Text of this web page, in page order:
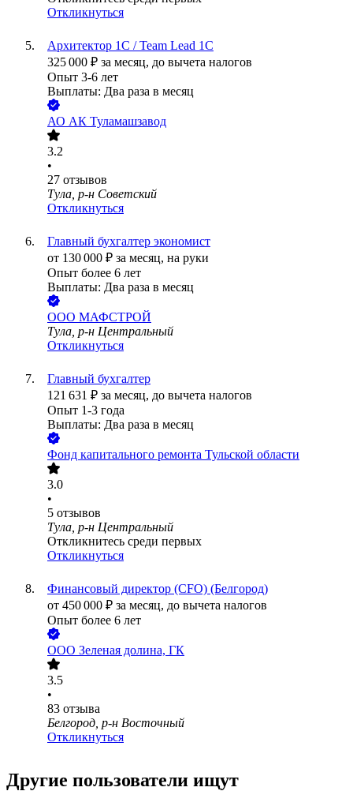
Откликнуться
Архитектор 1С / Team Lead 1С
325 000 ₽ за месяц, до вычета налогов
Опыт 3-6 лет
Выплаты: Два раза в месяц
АО АК Туламашзавод
3.2
•
27 отзывов
Тула, р-н Советский
Откликнуться
Главный бухгалтер экономист
от 130 000 ₽ за месяц, на руки
Опыт более 6 лет
Выплаты: Два раза в месяц
ООО МАФСТРОЙ
Тула, р-н Центральный
Откликнуться
Главный бухгалтер
121 631 ₽ за месяц, до вычета налогов
Опыт 1-3 года
Выплаты: Два раза в месяц
Фонд капитального ремонта Тульской области
3.0
•
5 отзывов
Тула, р-н Центральный
Откликнитесь среди первых
Откликнуться
Финансовый директор (CFO) (Белгород)
от 450 000 ₽ за месяц, до вычета налогов
Опыт более 6 лет
ООО Зеленая долина, ГК
3.5
•
83 отзыва
Белгород, р-н Восточный
Откликнуться
Другие пользователи ищут